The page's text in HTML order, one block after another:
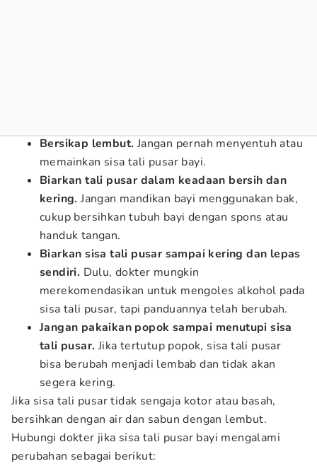
Bersikap lembut. Jangan pernah menyentuh atau
memainkan sisa tali pusar bayi.
Biarkan tali pusar dalam keadaan bersih dan
kering. Jangan mandikan bayi menggunakan bak,
cukup bersihkan tubuh bayi dengan spons atau
handuk tangan.
Biarkan sisa tali pusar sampai kering dan lepas
sendiri. Dulu, dokter mungkin
merekomendasikan untuk mengoles alkohol pada
sisa tali pusar, tapi panduannya telah berubah.
Jangan pakaikan popok sampai menutupi sisa
tali pusar. Jika tertutup popok, sisa tali pusar
bisa berubah menjadi lembab dan tidak akan
segera kering.
Jika sisa tali pusar tidak sengaja kotor atau basah,
bersihkan dengan air dan sabun dengan lembut.
Hubungi dokter jika sisa tali pusar bayi mengalami
perubahan sebagai berikut: